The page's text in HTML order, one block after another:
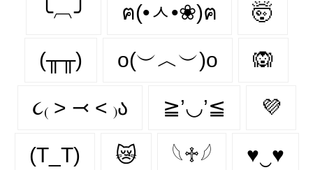
╰︹╯ ฅ(•ㅅ•❀)ฅ 🤯
(╥╥) o(︶︿︶)o 🙉
૮₍ ˃ ⤙ ˂ ₎ა ≧’◡’≦ 💜
(T_T) 😿 𓆩♱𓆪 ♥‿♥